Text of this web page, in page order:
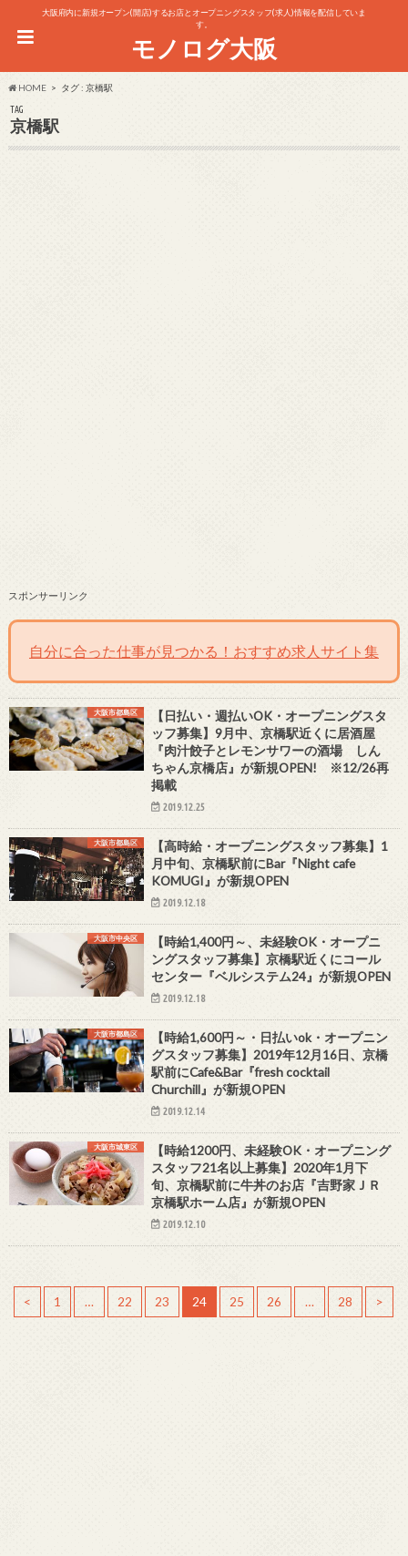
大阪府内に新規オープン(開店)するお店とオープニングスタッフ(求人)情報を配信していま
す。
モノログ大阪
HOME タグ : 京橋駅
TAG
京橋駅
スポンサーリンク
自分に合った仕事が見つかる！おすすめ求人サイト集
大阪市都島区
【日払い・週払いOK・オープニングスタ
ッフ募集】9月中、京橋駅近くに居酒屋
『肉汁餃子とレモンサワーの酒場 しん
ちゃん京橋店』が新規OPEN! ※12/26再
掲載
2019.12.25
大阪市都島区
【高時給・オープニングスタッフ募集】1
月中旬、京橋駅前にBar『Night cafe
KOMUGI』が新規OPEN
2019.12.18
大阪市中央区
【時給1,400円～、未経験OK・オープニ
ングスタッフ募集】京橋駅近くにコール
センター『ベルシステム24』が新規OPEN
2019.12.18
大阪市都島区
【時給1,600円～・日払いok・オープニン
グスタッフ募集】2019年12月16日、京橋
駅前にCafe&Bar『fresh cocktail
Churchill』が新規OPEN
2019.12.14
大阪市城東区
【時給1200円、未経験OK・オープニング
スタッフ21名以上募集】2020年1月下
旬、京橋駅前に牛丼のお店『吉野家ＪＲ
京橋駅ホーム店』が新規OPEN
2019.12.10
< 1 … 22 23 24 25 26 … 28 >